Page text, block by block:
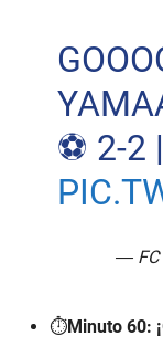
⚽️ 2-2
— FC
⏱️Minuto 60: